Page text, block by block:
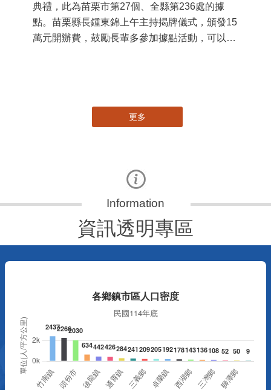
典禮，此為苗栗市第27個、全縣第236處的據
點。苗栗縣長鍾東錦上午主持揭牌儀式，頒發15
萬元開辦費，鼓勵長輩多參加據點活動，可以更
更多
資訊透明專區